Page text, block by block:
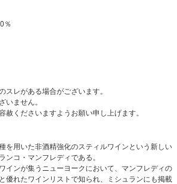
％
レがある場合がございます。
いません。
赦くださいますようお願い申し上げます。
を用いた非酒精強化のスティルワインという新しい
ンコ・マンフレディである。
インが集うニューヨークにおいて、マンフレディの
優れたワインリストで知られ、ミシュランにも掲載